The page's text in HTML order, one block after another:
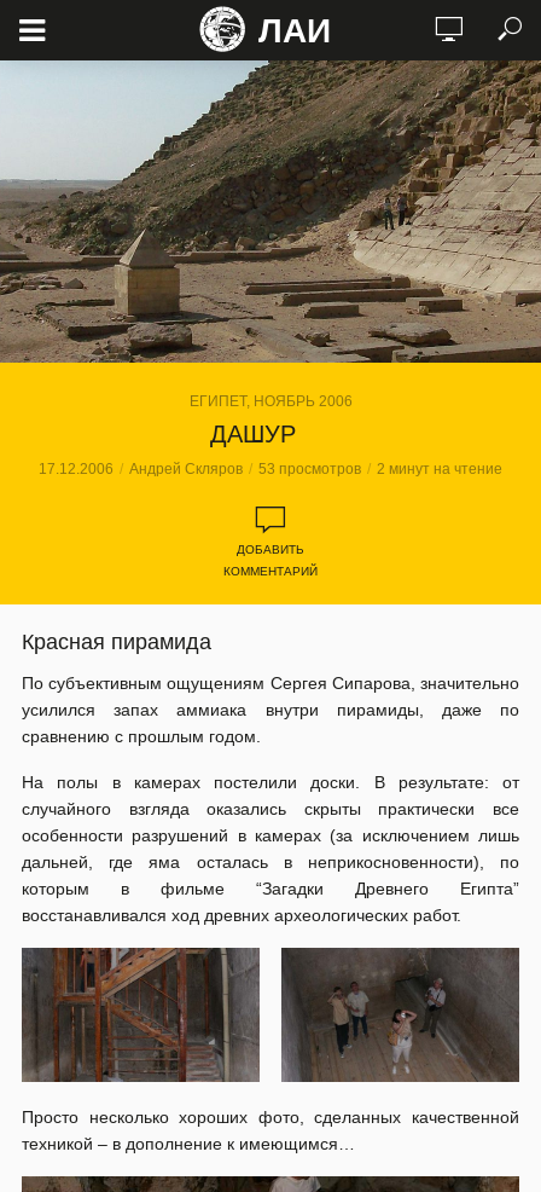
ЛАИ
ЕГИПЕТ, НОЯБРЬ 2006
ДАШУР
17.12.2006 Андрей Скляров 53 просмотров 2 минут на чтение
ДОБАВИТЬ
КОММЕНТАРИЙ
Красная пирамида
По субъективным ощущениям Сергея Сипарова, значительно
усилился запах аммиака внутри пирамиды, даже по
сравнению с прошлым годом.
На полы в камерах постелили доски. В результате: от
случайного взгляда оказались скрыты практически все
особенности разрушений в камерах (за исключением лишь
дальней, где яма осталась в неприкосновенности), по
которым в фильме “Загадки Древнего Египта”
восстанавливался ход древних археологических работ.
Просто несколько хороших фото, сделанных качественной
техникой – в дополнение к имеющимся…